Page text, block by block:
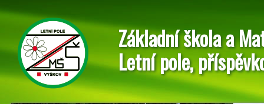
Základní škola a
Letní pole,